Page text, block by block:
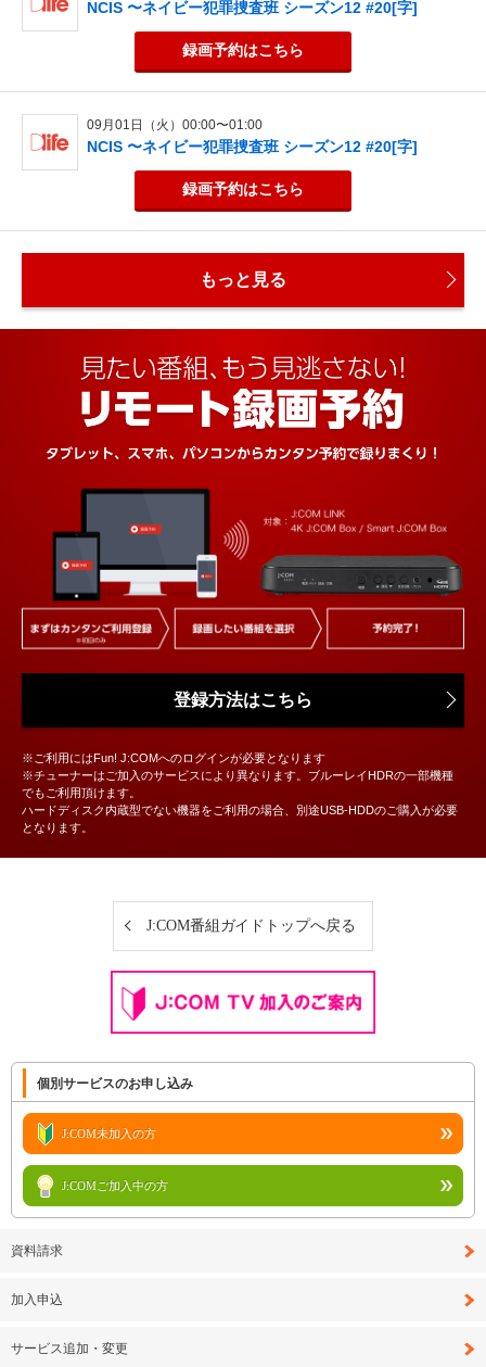
NCIS 〜ネイビー犯罪捜査班 シーズン12 #20[字]
録画予約はこちら
09月01日（火）00:00〜01:00
NCIS 〜ネイビー犯罪捜査班 シーズン12 #20[字]
録画予約はこちら
もっと見る
登録方法はこちら
※ご利用にはFun! J:COMへのログインが必要となります
※チューナーはご加入のサービスにより異なります。ブルーレイHDRの一部機種
でもご利用頂けます。
ハードディスク内蔵型でない機器をご利用の場合、別途USB-HDDのご購入が必要
となります。
J:COM番組ガイドトップへ戻る
個別サービスのお申し込み
J:COM未加入の方
J:COMご加入中の方
資料請求
加入申込
サービス追加・変更